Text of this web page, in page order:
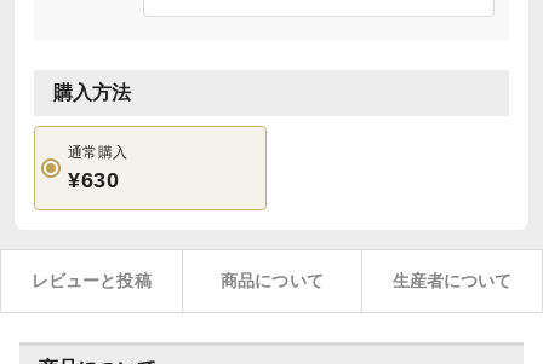
購入方法
通常購入
¥630
レビューと投稿 商品について 生産者について